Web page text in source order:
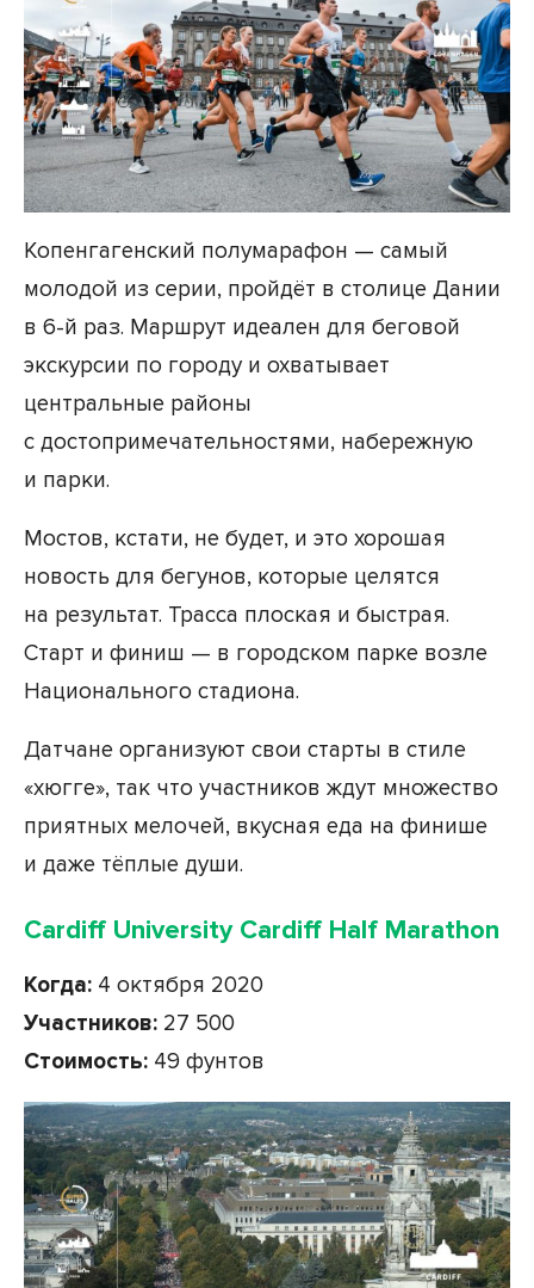
Копенгагенский полумарафон — самый
молодой из серии, пройдёт в столице Дании
в 6-й раз. Маршрут идеален для беговой
экскурсии по городу и охватывает
центральные районы
с достопримечательностями, набережную
и парки.
Мостов, кстати, не будет, и это хорошая
новость для бегунов, которые целятся
на результат. Трасса плоская и быстрая.
Старт и финиш — в городском парке возле
Национального стадиона.
Датчане организуют свои старты в стиле
«хюгге», так что участников ждут множество
приятных мелочей, вкусная еда на финише
и даже тёплые души.
Cardiff University Cardiff Half Marathon
Когда: 4 октября 2020
Участников: 27 500
Стоимость: 49 фунтов